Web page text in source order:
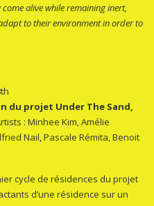
alive while remaining inert,
to their environment in order to
du projet Under The Sand,
: Minhee Kim, Amélie
Nail, Pascale Rémita, Benoit
cycle de résidences du projet
d’une résidence sur un